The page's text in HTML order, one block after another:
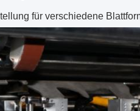
für verschiedene